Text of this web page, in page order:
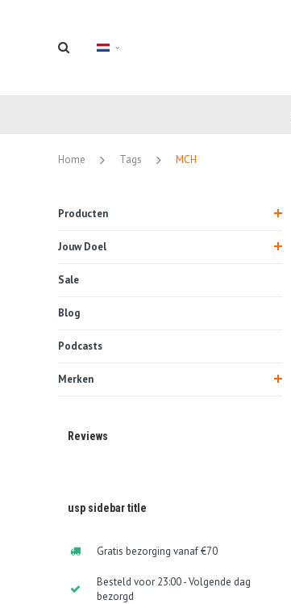
Home Tags MCH
Producten
Jouw Doel
Sale
Blog
Podcasts
Merken
Reviews
usp sidebar title
Gratis bezorging vanaf €70
Besteld voor 23:00 - Volgende dag
bezorgd